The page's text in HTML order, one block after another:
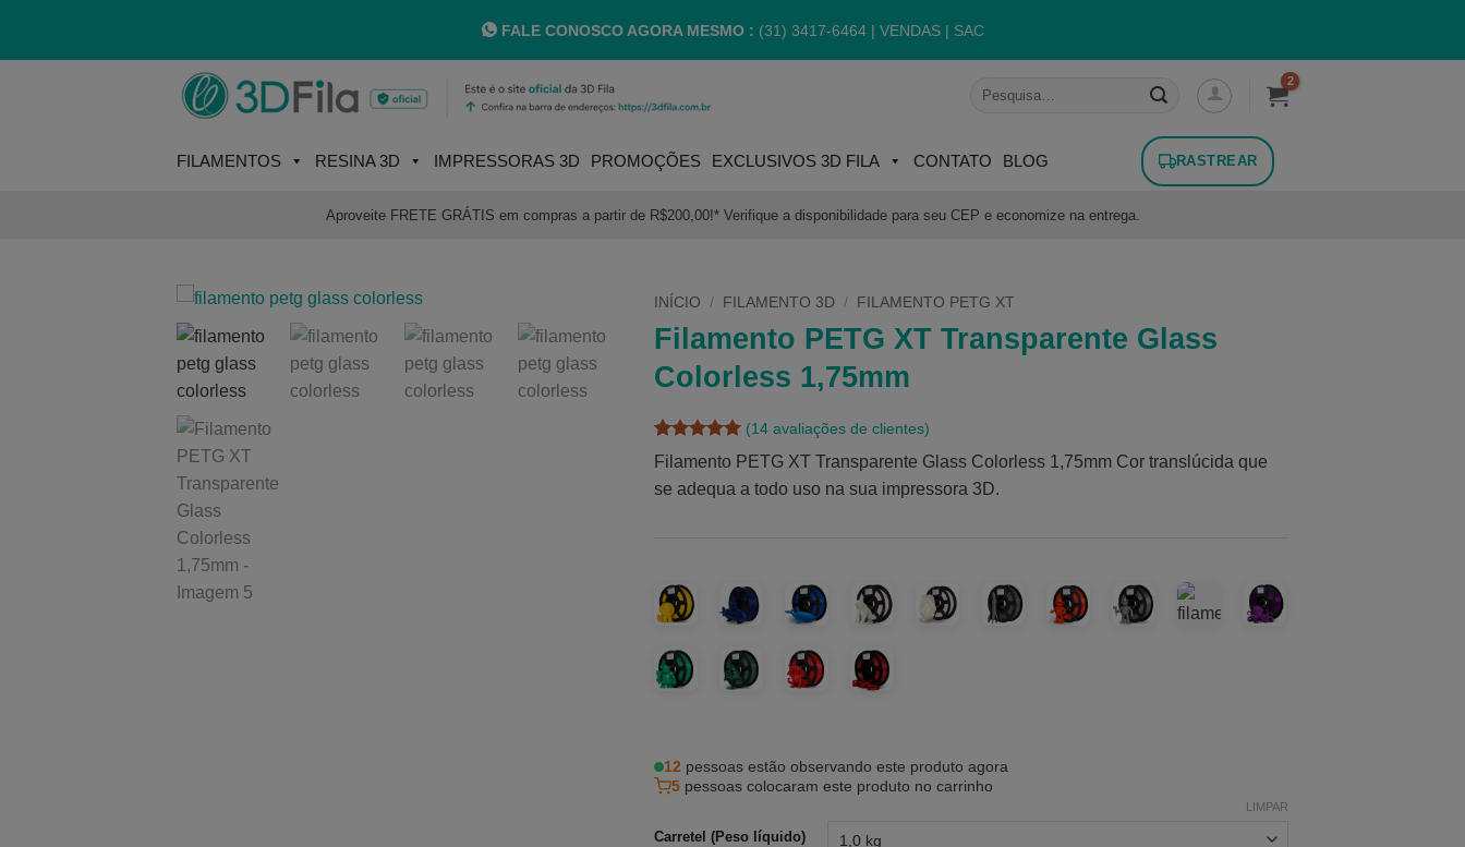
FALE CONOSCO AGORA MESMO : (31) 3417-6464 | VENDAS | SAC
Pesquisar
FILAMENTOS RESINA 3D IMPRESSORAS 3D PROMOÇÕES EXCLUSIVOS 3D FILA CONTATO BLOG RASTREAR
Aproveite FRETE GRÁTIS em compras a partir de R$200,00!* Verifique a disponibilidade para seu CEP e economize na entrega.
INÍCIO / FILAMENTO 3D / FILAMENTO PETG XT
Filamento PETG XT Transparente Glass
Colorless 1,75mm
Avaliado
como5de
5, com
14
(14 avaliações de clientes)
Filamento PETG XT Transparente Glass Colorless 1,75mm Cor translúcida que
se adequa a todo uso na sua impressora 3D.
12pessoas estão observando este produto agora
5pessoas colocaram este produto no carrinho
Carretel (Peso líquido)
LIMPAR